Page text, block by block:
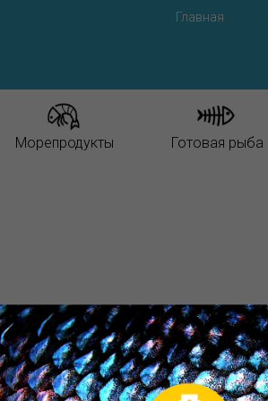
Готовая рыба
Морепродукты
Главная